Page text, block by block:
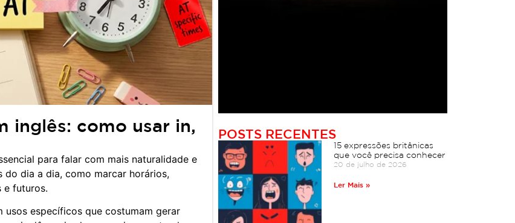
inglês: como usar in,
para falar com mais naturalidade e
do dia a dia, como marcar horários,
e futuros.
usos específicos que costumam gerar
POSTS RECENTES
15 expressões britânicas
que você precisa conhecer
20 de julho de 2026
Ler Mais »